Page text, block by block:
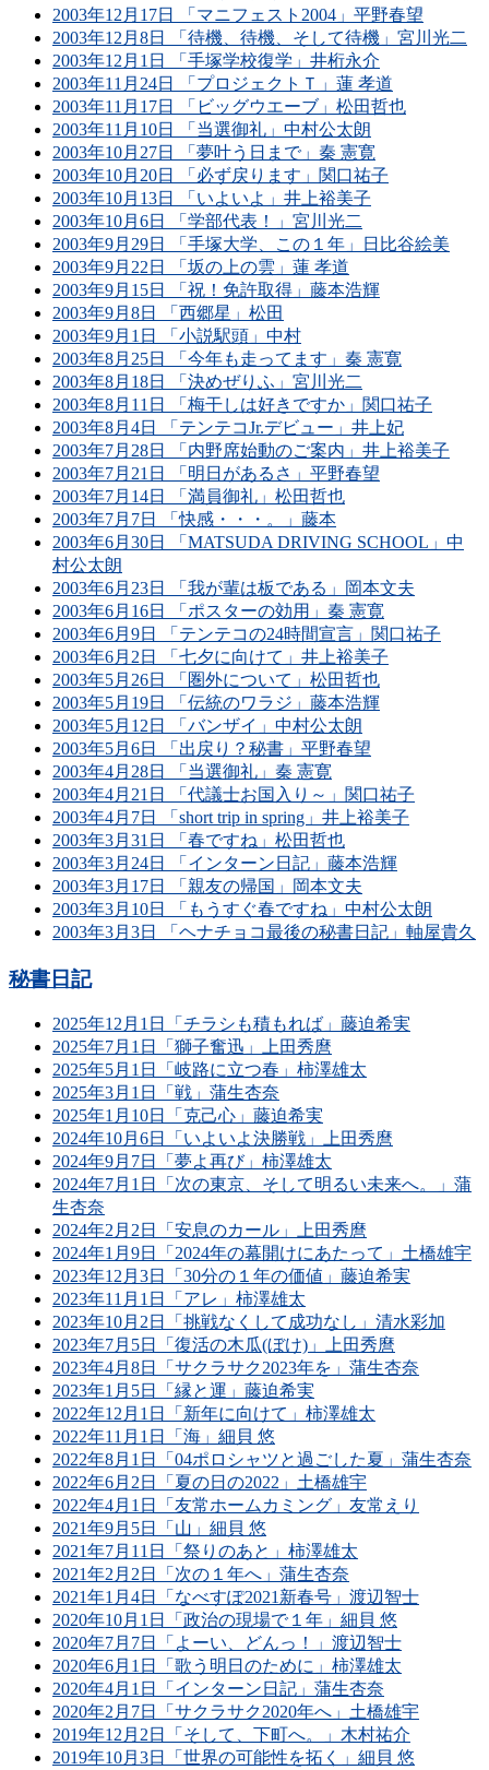
2003年12月17日 「マニフェスト2004」平野春望
2003年12月8日 「待機、待機、そして待機」宮川光二
2003年12月1日 「手塚学校復学」井桁永介
2003年11月24日 「プロジェクトＴ」蓮 孝道
2003年11月17日 「ビッグウエーブ」松田哲也
2003年11月10日 「当選御礼」中村公太朗
2003年10月27日 「夢叶う日まで」秦 憲寛
2003年10月20日 「必ず戻ります」関口祐子
2003年10月13日 「いよいよ」井上裕美子
2003年10月6日 「学部代表！」宮川光二
2003年9月29日 「手塚大学、この１年」日比谷絵美
2003年9月22日 「坂の上の雲」蓮 孝道
2003年9月15日 「祝！免許取得」藤本浩輝
2003年9月8日 「西郷星」松田
2003年9月1日 「小説駅頭」中村
2003年8月25日 「今年も走ってます」秦 憲寛
2003年8月18日 「決めぜりふ」宮川光二
2003年8月11日 「梅干しは好きですか」関口祐子
2003年8月4日 「テンテコJr.デビュー」井上妃
2003年7月28日 「内野席始動のご案内」井上裕美子
2003年7月21日 「明日があるさ」平野春望
2003年7月14日 「満員御礼」松田哲也
2003年7月7日 「快感・・・。」藤本
2003年6月30日 「MATSUDA DRIVING SCHOOL」中
村公太朗
2003年6月23日 「我が輩は板である」岡本文夫
2003年6月16日 「ポスターの効用」秦 憲寛
2003年6月9日 「テンテコの24時間宣言」関口祐子
2003年6月2日 「七夕に向けて」井上裕美子
2003年5月26日 「圏外について」松田哲也
2003年5月19日 「伝統のワラジ」藤本浩輝
2003年5月12日 「バンザイ」中村公太朗
2003年5月6日 「出戻り？秘書」平野春望
2003年4月28日 「当選御礼」秦 憲寛
2003年4月21日 「代議士お国入り～」関口祐子
2003年4月7日 「short trip in spring」井上裕美子
2003年3月31日 「春ですね」松田哲也
2003年3月24日 「インターン日記」藤本浩輝
2003年3月17日 「親友の帰国」岡本文夫
2003年3月10日 「もうすぐ春ですね」中村公太朗
2003年3月3日 「ヘナチョコ最後の秘書日記」軸屋貴久
秘書日記
2025年12月1日「チラシも積もれば」藤迫希実
2025年7月1日「獅子奮迅」上田秀麿
2025年5月1日「岐路に立つ春」柿澤雄太
2025年3月1日「戦」蒲生杏奈
2025年1月10日「克己心」藤迫希実
2024年10月6日「いよいよ決勝戦」上田秀麿
2024年9月7日「夢よ再び」柿澤雄太
2024年7月1日「次の東京、そして明るい未来へ。」蒲
生杏奈
2024年2月2日「安息のカール」上田秀麿
2024年1月9日「2024年の幕開けにあたって」土橋雄宇
2023年12月3日「30分の１年の価値」藤迫希実
2023年11月1日「アレ」柿澤雄太
2023年10月2日「挑戦なくして成功なし」清水彩加
2023年7月5日「復活の木瓜(ぼけ)」上田秀麿
2023年4月8日「サクラサク2023年を」蒲生杏奈
2023年1月5日「縁と運」藤迫希実
2022年12月1日「新年に向けて」柿澤雄太
2022年11月1日「海」細貝 悠
2022年8月1日「04ポロシャツと過ごした夏」蒲生杏奈
2022年6月2日「夏の日の2022」土橋雄宇
2022年4月1日「友常ホームカミング」友常えり
2021年9月5日「山」細貝 悠
2021年7月11日「祭りのあと」柿澤雄太
2021年2月2日「次の１年へ」蒲生杏奈
2021年1月4日「なべすぽ2021新春号」渡辺智士
2020年10月1日「政治の現場で１年」細貝 悠
2020年7月7日「よーい、どんっ！」渡辺智士
2020年6月1日「歌う明日のために」柿澤雄太
2020年4月1日「インターン日記」蒲生杏奈
2020年2月7日「サクラサク2020年へ」土橋雄宇
2019年12月2日「そして、下町へ。」木村祐介
2019年10月3日「世界の可能性を拓く」細貝 悠